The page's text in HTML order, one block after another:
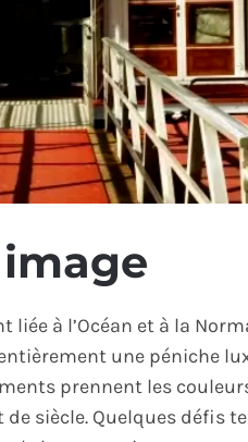
à l’Océan et à la
une péniche
prennent les
siècle. Quelques défis